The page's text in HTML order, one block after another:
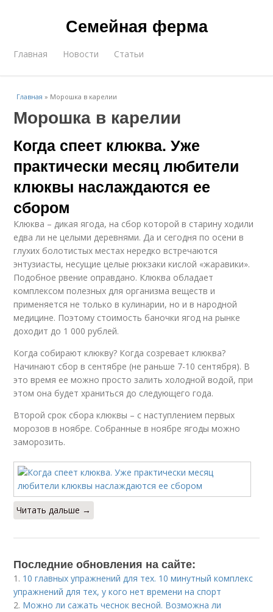
Семейная ферма
Главная Новости Статьи
Главная » Морошка в карелии
Морошка в карелии
Когда спеет клюква. Уже
практически месяц любители
клюквы наслаждаются ее
сбором
Клюква – дикая ягода, на сбор которой в старину ходили
едва ли не целыми деревнями. Да и сегодня по осени в
глухих болотистых местах нередко встречаются
энтузиасты, несущие целые рюкзаки кислой «жаравики».
Подобное рвение оправдано. Клюква обладает
комплексом полезных для организма веществ и
применяется не только в кулинарии, но и в народной
медицине. Поэтому стоимость баночки ягод на рынке
доходит до 1 000 рублей.
Когда собирают клюкву? Когда созревает клюква?
Начинают сбор в сентябре (не раньше 7-10 сентября). В
это время ее можно просто залить холодной водой, при
этом она будет храниться до следующего года.
Второй срок сбора клюквы – с наступлением первых
морозов в ноябре. Собранные в ноябре ягоды можно
заморозить.
Читать дальше →
Последние обновления на сайте:
1. 10 главных упражнений для тех. 10 минутный комплекс
упражнений для тех, у кого нет времени на спорт
2. Можно ли сажать чеснок весной. Возможна ли